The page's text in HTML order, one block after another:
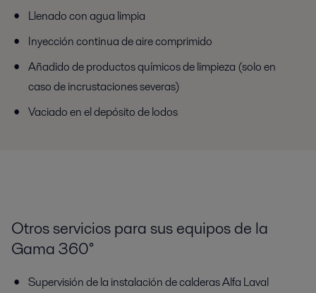
Llenado con agua limpia
Inyección continua de aire comprimido
Añadido de productos químicos de limpieza (solo en
caso de incrustaciones severas)
Vaciado en el depósito de lodos
Otros servicios para sus equipos de la
Gama 360°
Supervisión de la instalación de calderas Alfa Laval